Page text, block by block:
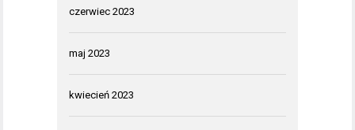
czerwiec 2023
maj 2023
kwiecień 2023